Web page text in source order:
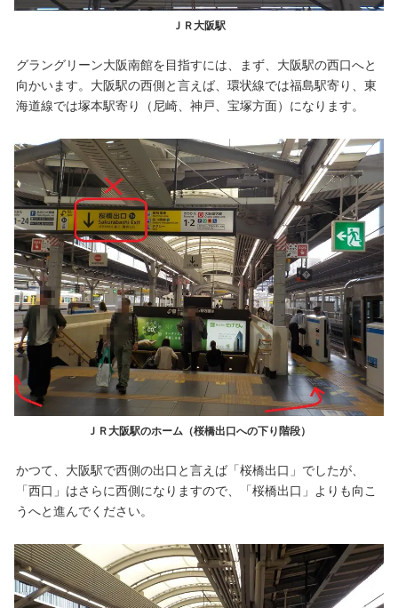
ＪＲ大阪駅
グラングリーン大阪南館を目指すには、まず、大阪駅の西口へと
向かいます。大阪駅の西側と言えば、環状線では福島駅寄り、東
海道線では塚本駅寄り（尼崎、神戸、宝塚方面）になります。
ＪＲ大阪駅のホーム（桜橋出口への下り階段）
かつて、大阪駅で西側の出口と言えば「桜橋出口」でしたが、
「西口」はさらに西側になりますので、「桜橋出口」よりも向こ
うへと進んでください。